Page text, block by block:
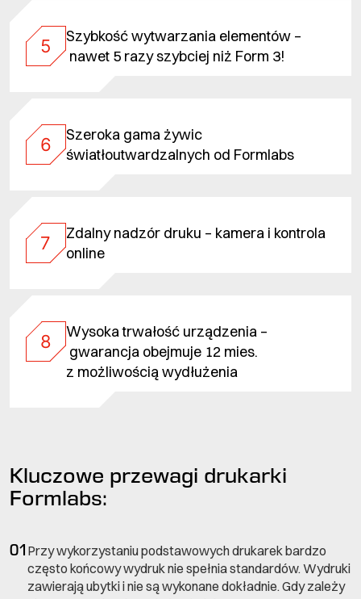
5
Szybkość wytwarzania elementów –
nawet 5 razy szybciej niż Form 3!
6
Szeroka gama żywic
światłoutwardzalnych od Formlabs
7
Zdalny nadzór druku – kamera i kontrola
online
8
Wysoka trwałość urządzenia –
gwarancja obejmuje 12 mies.
z możliwością wydłużenia
Kluczowe przewagi drukarki
Formlabs:
01 Przy wykorzystaniu podstawowych drukarek bardzo
często końcowy wydruk nie spełnia standardów. Wydruki
zawierają ubytki i nie są wykonane dokładnie. Gdy zależy